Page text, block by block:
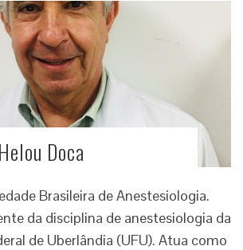
Doca
Brasileira de Anestesiologia.
da disciplina de anestesiologia da
de Uberlândia (UFU). Atua como